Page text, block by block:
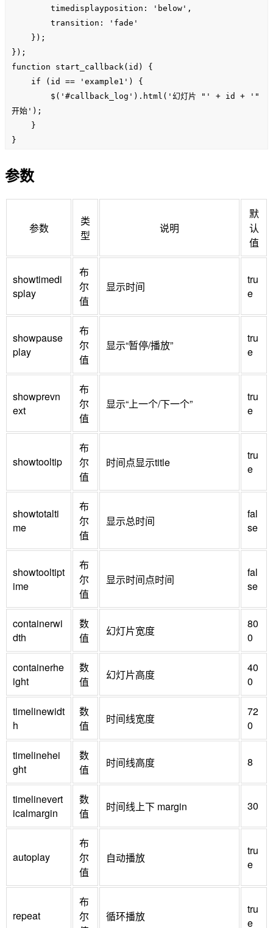
timedisplayposition: 'below',
transition: 'fade'
});
});
function start_callback(id) {
if (id == 'example1') {
$('#callback_log').html('幻灯片 "' + id + '"
开始');
}
}
if (id == 'example1') {
$('#callback_log').html('幻灯片 "' + id + '"
切换到 ' + slide);
function end_callback(id) {
if (id == 'example1') {
$('#callback_log').html('幻灯片 "' + id + '"
}
}
function paused_callback(id, slide) {
if (id == 'example1') {
$('#callback_log').html('幻灯片 "' + id + '"
暂停在幻灯片 ' + slide);
function resumed_callback(id, slide) {
if (id == 'example1') {
$('#callback_log').html('幻灯片 "' + id + '"
重新开始从幻灯片 ' + slide);
}
function click_callback(id, slide) {
if (id == 'example1') {
$('#callback_log').html('Clicked on slide '
+ slide + ' of Timeliner "' + id + '"');
参数
参数
类
型
说明
默
认
值
showtimedi
splay
布
尔
值
显示时间
tru
e
showpause
play
布
尔
值
显示“暂停/播放”
tru
e
showprevn
ext
布
尔
值
显示“上一个/下一个”
tru
e
showtooltip
布
尔
值
时间点显示title
tru
e
showtotalti
me
布
尔
值
显示总时间
fal
se
showtooltipt
ime
布
尔
值
显示时间点时间
fal
se
containerwi
dth
数
值
幻灯片宽度
80
0
containerhe
ight
数
值
幻灯片高度
40
0
timelinewidt
h
数
值
时间线宽度
72
0
timelinehei
ght
数
值
时间线高度 8
timelinevert
icalmargin
数
值
时间线上下 margin 30
autoplay
布
尔
值
自动播放
tru
e
repeat
布
尔
循环播放
tru
e